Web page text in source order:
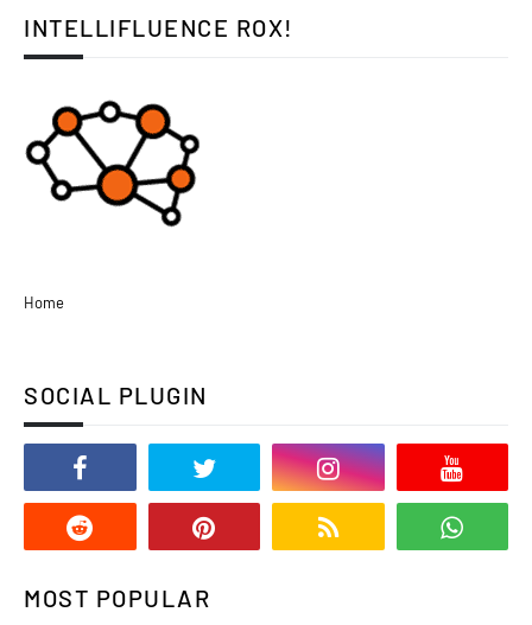
INTELLIFLUENCE ROX!
Home
SOCIAL PLUGIN
MOST POPULAR